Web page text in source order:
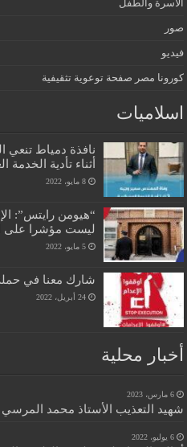
الأسرة والطفل
صور
فيديو
كورونا مصر صفحة توعوية تثقيفية
اسلاميات
نافذة دمياط تنعي
أثناء تأدية الخدمة
8 مايو، 2022
“هيومن رايتس”:
ليست مؤشرا على
5 مايو، 2022
شارك معنا في حملة
24 أبريل، 2022
أخبار محلية
6 مارس، 2023
شهيد التعذيب الأستاذ محمد المرسي
6 يوليو، 2022